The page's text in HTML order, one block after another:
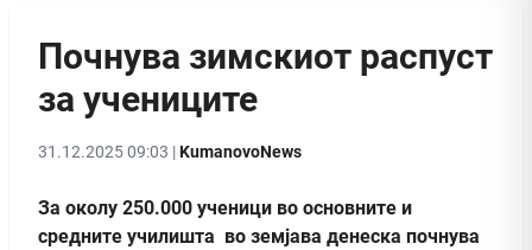
Почнува зимскиот распуст
за учениците
31.12.2025 09:03 |KumanovoNews
За околу 250.000 ученици во основните и
средните училишта во земјава денеска почнува